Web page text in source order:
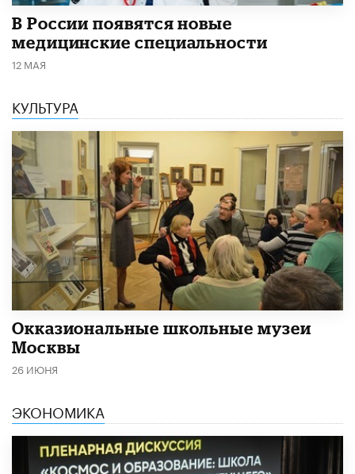
В России появятся новые
медицинские специальности
12 МАЯ
КУЛЬТУРА
​Окказиональные школьные музеи
Москвы
26 ИЮНЯ
ЭКОНОМИКА